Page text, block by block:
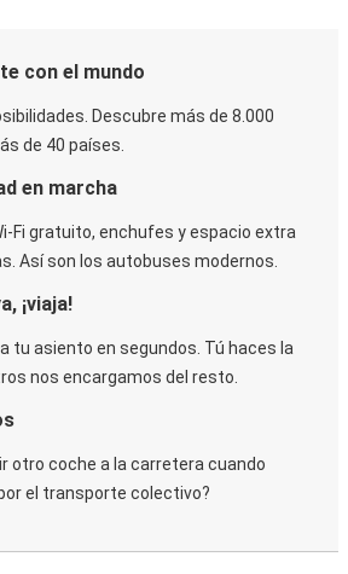
con el mundo
Descubre más de 8.000
de 40 países.
en marcha
Fi gratuito, enchufes y espacio extra
Así son los autobuses modernos.
¡viaja!
tu asiento en segundos. Tú haces la
nos encargamos del resto.
otro coche a la carretera cuando
el transporte colectivo?